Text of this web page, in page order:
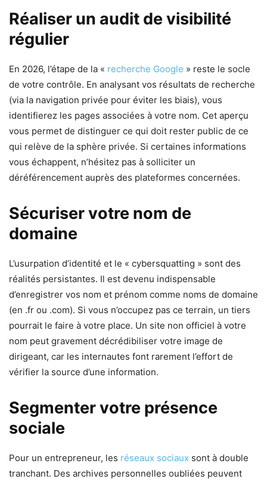
Réaliser un audit de visibilité
régulier
En 2026, l’étape de la « recherche Google » reste le socle
de votre contrôle. En analysant vos résultats de recherche
(via la navigation privée pour éviter les biais), vous
identifierez les pages associées à votre nom. Cet aperçu
vous permet de distinguer ce qui doit rester public de ce
qui relève de la sphère privée. Si certaines informations
vous échappent, n’hésitez pas à solliciter un
déréférencement auprès des plateformes concernées.
Sécuriser votre nom de
domaine
L’usurpation d’identité et le « cybersquatting » sont des
réalités persistantes. Il est devenu indispensable
d’enregistrer vos nom et prénom comme noms de domaine
(en .fr ou .com). Si vous n’occupez pas ce terrain, un tiers
pourrait le faire à votre place. Un site non officiel à votre
nom peut gravement décrédibiliser votre image de
dirigeant, car les internautes font rarement l’effort de
vérifier la source d’une information.
Segmenter votre présence
sociale
Pour un entrepreneur, les réseaux sociaux sont à double
tranchant. Des archives personnelles oubliées peuvent